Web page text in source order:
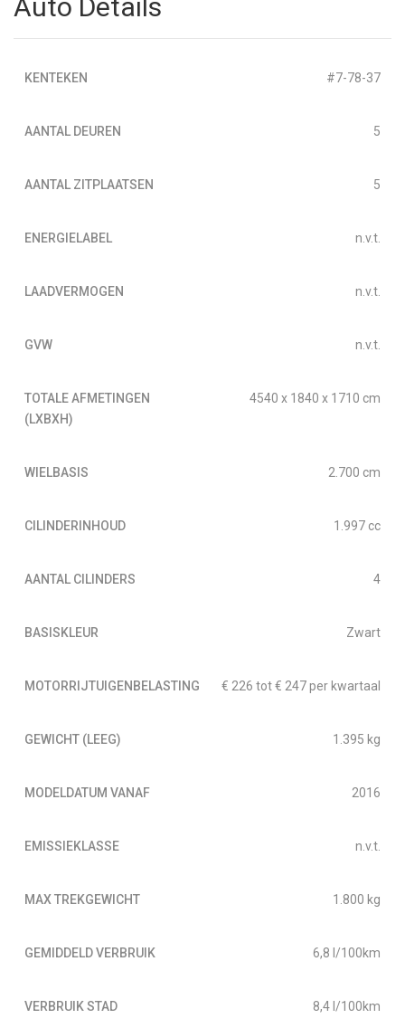
Auto Details
KENTEKEN #7-78-37
AANTAL DEUREN 5
AANTAL ZITPLAATSEN 5
ENERGIELABEL n.v.t.
LAADVERMOGEN n.v.t.
GVW n.v.t.
TOTALE AFMETINGEN
(LXBXH)
4540 x 1840 x 1710 cm
WIELBASIS 2.700 cm
CILINDERINHOUD 1.997 cc
AANTAL CILINDERS 4
BASISKLEUR Zwart
MOTORRIJTUIGENBELASTING € 226 tot € 247 per kwartaal
GEWICHT (LEEG) 1.395 kg
MODELDATUM VANAF 2016
EMISSIEKLASSE n.v.t.
MAX TREKGEWICHT 1.800 kg
GEMIDDELD VERBRUIK 6,8 l/100km
VERBRUIK STAD 8,4 l/100km